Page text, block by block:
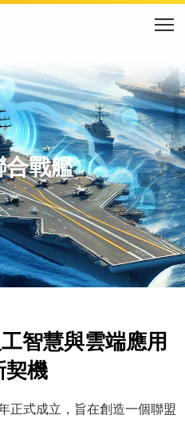
合戰艦
智慧與雲端應用
契機
正式成立，旨在創造一個聯盟